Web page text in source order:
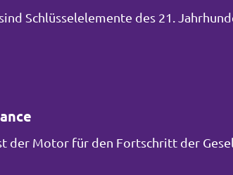
Schlüsselelemente des 21.
der Motor für den Fortschritt der